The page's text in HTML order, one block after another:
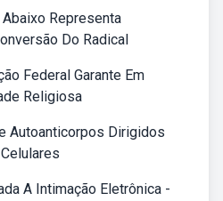
Representa
Do Radical
Federal Garante Em
Religiosa
Autoanticorpos Dirigidos
A Intimação Eletrônica -